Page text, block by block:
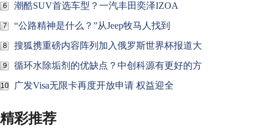
6 潮酷SUV首选车型？一汽丰田奕泽IZOA
7 “公路精神是什么？”从Jeep牧马人找到
8 搜狐携重磅内容阵列加入俄罗斯世界杯报道大
9 循环水除垢剂的优缺点？中创科源有更好的方
10 广发Visa无限卡再度开放申请 权益迎全
精彩推荐